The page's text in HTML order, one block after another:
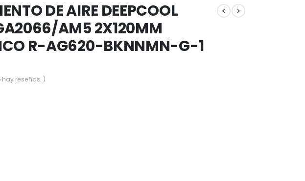
DE AIRE DEEPCOOL
AM5 2X120MM
R-AG620-BKNNMN-G-1
hay reseñas. )